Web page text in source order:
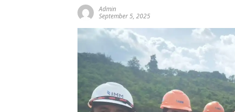
Admin
September 5, 2025